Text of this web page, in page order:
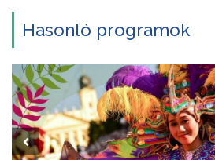
Hasonló programok